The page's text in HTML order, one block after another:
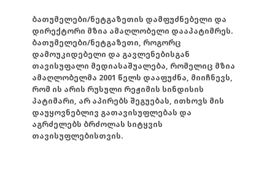
ბათუმელები/ნეტგაზეთის დამფუძნებელი და
დირექტორი მზია ამაღლობელი დააპატიმრეს.
ბათუმელები/ნეტგაზეთი, როგორც
დამოუკიდებელი და გავლენებისგან
თავისუფალი მედიასაშუალება, რომელიც მზია
ამაღლობელმა 2001 წელს დააფუძნა, მიიჩნევს,
რომ ის არის რუსული რეჟიმის სინდისის
პატიმარი, არ აპირებს შეგუებას, ითხოვს მის
დაუყოვნებლივ გათავისუფლებას და
აგრძელებს ბრძოლას სიტყვის
თავისუფლებისთვის.